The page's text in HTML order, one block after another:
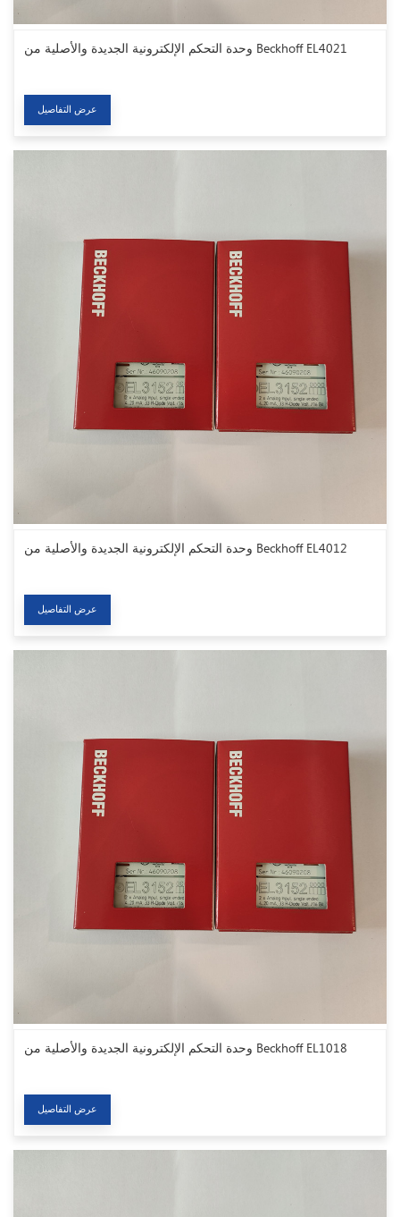
وحدة التحكم الإلكترونية الجديدة والأصلية من Beckhoff EL4021
عرض التفاصيل
وحدة التحكم الإلكترونية الجديدة والأصلية من Beckhoff EL4012
عرض التفاصيل
وحدة التحكم الإلكترونية الجديدة والأصلية من Beckhoff EL1018
عرض التفاصيل